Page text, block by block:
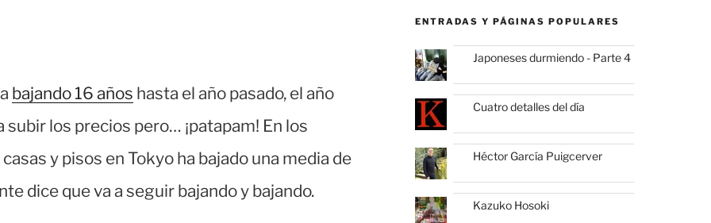
bajando 16 años hasta el año pasado, el año
subir los precios pero… ¡patapam! En los
y pisos en Tokyo ha bajado una media de
dice que va a seguir bajando y bajando.
ENTRADAS Y PÁGINAS POPULARES
Japoneses durmiendo - Parte 4
Cuatro detalles del día
Héctor García Puigcerver
Kazuko Hosoki